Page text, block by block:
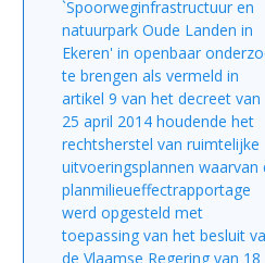
`Spoorweginfrastructuur en
natuurpark Oude Landen in
Ekeren' in openbaar
te brengen als vermeld in
artikel 9 van het decreet van
25 april 2014 houdende het
rechtsherstel van ruimtelijke
uitvoeringsplannen waarvan
planmilieueffectrapportage
werd opgesteld met
toepassing van het besluit
de Vlaamse Regering van 18